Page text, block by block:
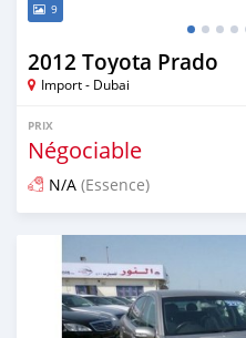
9
2012 Toyota Prado
Import - Dubai
PRIX
Négociable
N/A (Essence)
Publié il y a plus de 6 ans